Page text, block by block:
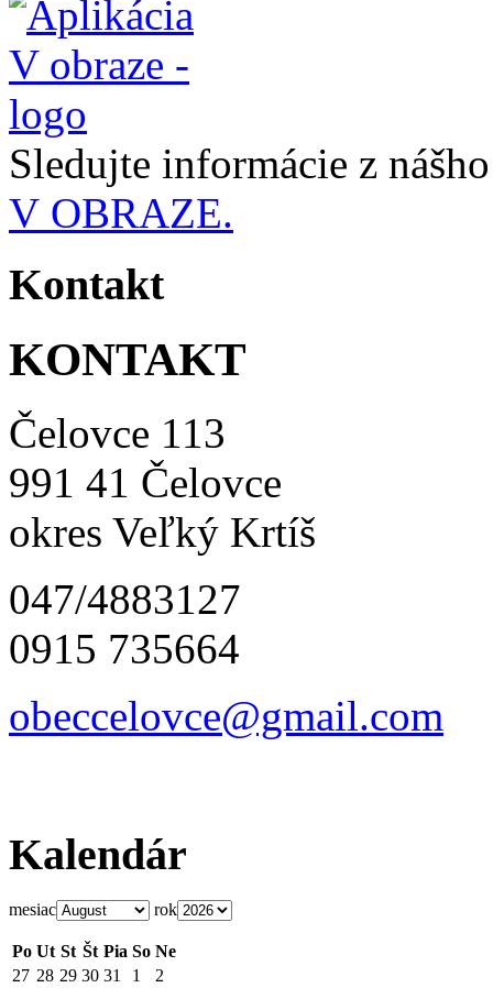
Sledujte informácie z
V OBRAZE.
Kontakt
KONTAKT
Čelovce 113
991 41 Čelovce
okres Veľký Krtíš
047/4883127
0915 735664
obeccelovce@gmail.com
Kalendár
mesiac rok
Po Ut St Št Pia So Ne
27 28 29 30 31 1 2